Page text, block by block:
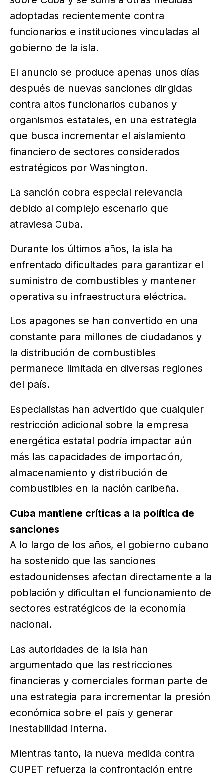
adoptadas recientemente contra
funcionarios e instituciones vinculadas al
gobierno de la isla.
El anuncio se produce apenas unos días
después de nuevas sanciones dirigidas
contra altos funcionarios cubanos y
organismos estatales, en una estrategia
que busca incrementar el aislamiento
financiero de sectores considerados
estratégicos por Washington.
La sanción cobra especial relevancia
debido al complejo escenario que
atraviesa Cuba.
Durante los últimos años, la isla ha
enfrentado dificultades para garantizar el
suministro de combustibles y mantener
operativa su infraestructura eléctrica.
Los apagones se han convertido en una
constante para millones de ciudadanos y
la distribución de combustibles
permanece limitada en diversas regiones
del país.
Especialistas han advertido que cualquier
restricción adicional sobre la empresa
energética estatal podría impactar aún
más las capacidades de importación,
almacenamiento y distribución de
combustibles en la nación caribeña.
Cuba mantiene críticas a la política de
sanciones
A lo largo de los años, el gobierno cubano
ha sostenido que las sanciones
estadounidenses afectan directamente a la
población y dificultan el funcionamiento de
sectores estratégicos de la economía
nacional.
Las autoridades de la isla han
argumentado que las restricciones
financieras y comerciales forman parte de
una estrategia para incrementar la presión
económica sobre el país y generar
inestabilidad interna.
Mientras tanto, la nueva medida contra
CUPET refuerza la confrontación entre